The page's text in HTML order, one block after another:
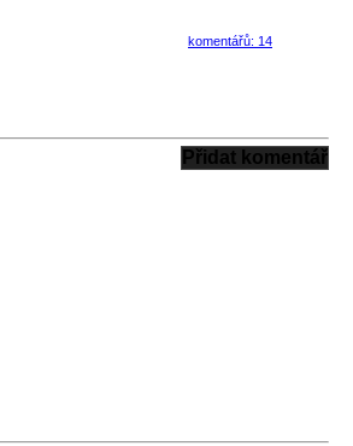
komentářů: 14